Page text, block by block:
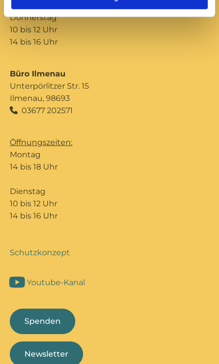
Donnerstag
10 bis 12 Uhr
14 bis 16 Uhr
Büro Ilmenau
Unterpörlitzer Str. 15
Ilmenau, 98693
 03677 202571
Öffnungszeiten:
Montag
14 bis 18 Uhr
Dienstag
10 bis 12 Uhr
14 bis 16 Uhr
Schutzkonzept
Youtube-Kanal
Spenden
Newsletter